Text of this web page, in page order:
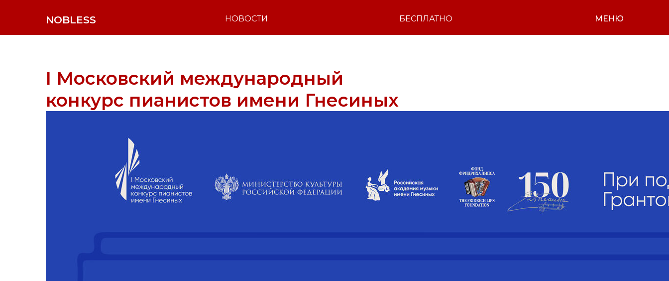
NOBLESS МЕНЮ
НОВОСТИ БЕСПЛАТНО
I Московский международный
конкурс пианистов имени Гнесиных